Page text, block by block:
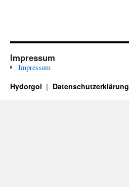
Impressum
Impressum
Hydorgol Datenschutzerklärung